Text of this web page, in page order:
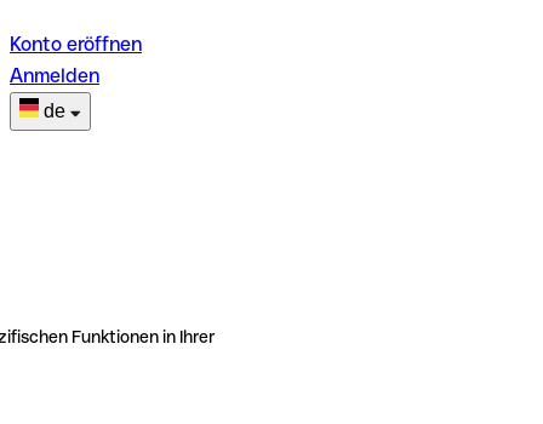
Konto eröffnen
Anmelden
de
Funktionen in Ihrer